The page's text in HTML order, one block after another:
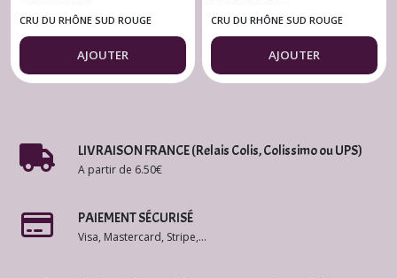
Génestière 2023
Terre de Soie 75
cl.
CRU DU RHÔNE SUD ROUGE
AJOUTER
Verquière BIO 75
cl.
CRU DU RHÔNE SUD ROUGE
AJOUTER
LIVRAISON FRANCE (Relais Colis, Colissimo ou UPS)
A partir de 6.50€
PAIEMENT SÉCURISÉ
Visa, Mastercard, Stripe,...